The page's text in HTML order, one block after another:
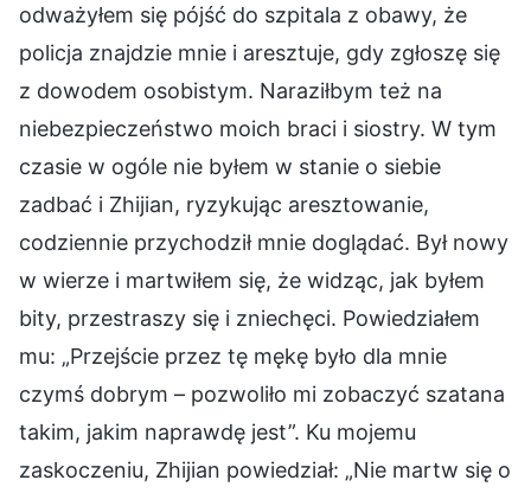
odważyłem się pójść do szpitala z obawy, że
policja znajdzie mnie i aresztuje, gdy zgłoszę się
z dowodem osobistym. Naraziłbym też na
niebezpieczeństwo moich braci i siostry. W tym
czasie w ogóle nie byłem w stanie o siebie
zadbać i Zhijian, ryzykując aresztowanie,
codziennie przychodził mnie doglądać. Był nowy
w wierze i martwiłem się, że widząc, jak byłem
bity, przestraszy się i zniechęci. Powiedziałem
mu: „Przejście przez tę mękę było dla mnie
czymś dobrym – pozwoliło mi zobaczyć szatana
takim, jakim naprawdę jest”. Ku mojemu
zaskoczeniu, Zhijian powiedział: „Nie martw się o